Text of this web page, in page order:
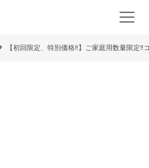
【初回限定、特別価格‼︎】ご家庭用数量限定‼︎